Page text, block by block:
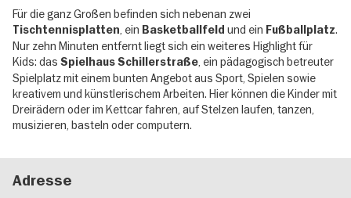
Für die ganz Großen befinden sich nebenan zwei
Tischtennisplatten, ein Basketballfeld und ein Fußballplatz.
Nur zehn Minuten entfernt liegt sich ein weiteres Highlight für
Kids: das Spielhaus Schillerstraße, ein pädagogisch betreuter
Spielplatz mit einem bunten Angebot aus Sport, Spielen sowie
kreativem und künstlerischem Arbeiten. Hier können die Kinder mit
Dreirädern oder im Kettcar fahren, auf Stelzen laufen, tanzen,
musizieren, basteln oder computern.
Adresse